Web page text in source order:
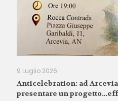
9 Luglio 2026
Anticelebration: ad
presentare un